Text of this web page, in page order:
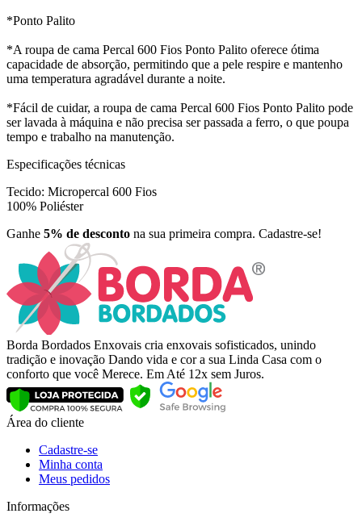
*Ponto Palito
*A roupa de cama Percal 600 Fios Ponto Palito oferece ótima
capacidade de absorção, permitindo que a pele respire e mantenho
uma temperatura agradável durante a noite.
*Fácil de cuidar, a roupa de cama Percal 600 Fios Ponto Palito pode
ser lavada à máquina e não precisa ser passada a ferro, o que poupa
tempo e trabalho na manutenção.
Especificações técnicas
Tecido: Micropercal 600 Fios
100% Poliéster
Ganhe 5% de desconto na sua primeira compra. Cadastre-se!
Borda Bordados Enxovais cria enxovais sofisticados, unindo
tradição e inovação Dando vida e cor a sua Linda Casa com o
conforto que você Merece. Em Até 12x sem Juros.
Área do cliente
Cadastre-se
Minha conta
Meus pedidos
Informações